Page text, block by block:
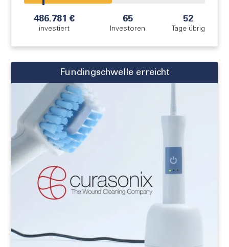
486.781 €
investiert
65
Investoren
52
Tage übrig
Fundingschwelle erreicht